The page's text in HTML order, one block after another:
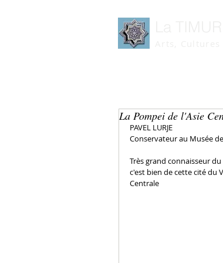
La Pompei de l'Asie
PAVEL LURJE
Conservateur au Musée
Très grand connaisseur
c'est bien de cette cité du
Centrale